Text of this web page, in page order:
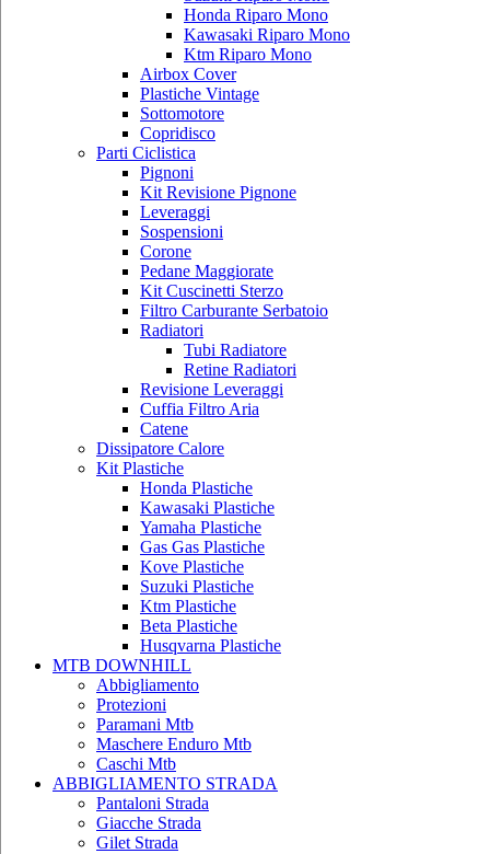
Honda Riparo Mono
Kawasaki Riparo Mono
Ktm Riparo Mono
Airbox Cover
Plastiche Vintage
Sottomotore
Copridisco
Parti Ciclistica
Pignoni
Kit Revisione Pignone
Leveraggi
Sospensioni
Corone
Pedane Maggiorate
Kit Cuscinetti Sterzo
Filtro Carburante Serbatoio
Radiatori
Tubi Radiatore
Retine Radiatori
Revisione Leveraggi
Cuffia Filtro Aria
Catene
Dissipatore Calore
Kit Plastiche
Honda Plastiche
Kawasaki Plastiche
Yamaha Plastiche
Gas Gas Plastiche
Kove Plastiche
Suzuki Plastiche
Ktm Plastiche
Beta Plastiche
Husqvarna Plastiche
MTB DOWNHILL
Abbigliamento
Protezioni
Paramani Mtb
Maschere Enduro Mtb
Caschi Mtb
ABBIGLIAMENTO STRADA
Pantaloni Strada
Giacche Strada
Gilet Strada